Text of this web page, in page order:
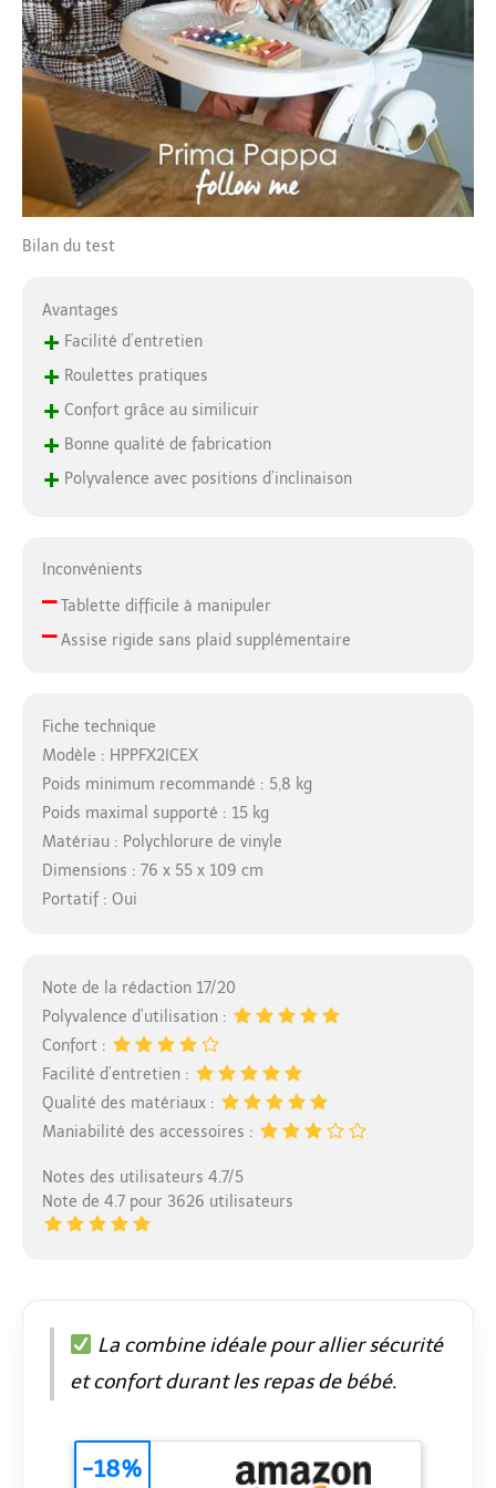
Bilan du test
Avantages
+ Facilité d’entretien
+ Roulettes pratiques
+ Confort grâce au similicuir
+ Bonne qualité de fabrication
+ Polyvalence avec positions d’inclinaison
Inconvénients
–Tablette difficile à manipuler
–Assise rigide sans plaid supplémentaire
Fiche technique
Modèle : HPPFX2ICEX
Poids minimum recommandé : 5,8 kg
Poids maximal supporté : 15 kg
Matériau : Polychlorure de vinyle
Dimensions : 76 x 55 x 109 cm
Portatif : Oui
Note de la rédaction 17/20
Polyvalence d’utilisation :
Confort :
Facilité d’entretien :
Qualité des matériaux :
Maniabilité des accessoires :
Notes des utilisateurs 4.7/5
Note de 4.7 pour 3626 utilisateurs
La combine idéale pour allier sécurité
et confort durant les repas de bébé.
-18%